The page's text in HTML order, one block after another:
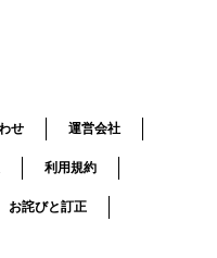
せ 運営会社
利用規約
お詫びと訂正